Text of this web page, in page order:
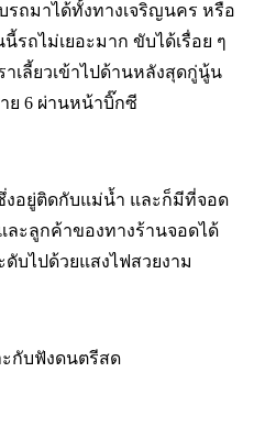
ถมาได้ทั้งทางเจริญนคร หรือ
ถไม่เยอะมาก ขับได้เรื่อย ๆ
เลี้ยวเข้าไปด้านหลังสุดกู่นู้น
ย 6 ผ่านหน้าบิ๊กซี
งอยู่ติดกับแม่น้ำ และก็มีที่จอด
ละลูกค้าของทางร้านจอดได้
บไปด้วยแสงไฟสวยงาม
กับฟังดนตรีสด